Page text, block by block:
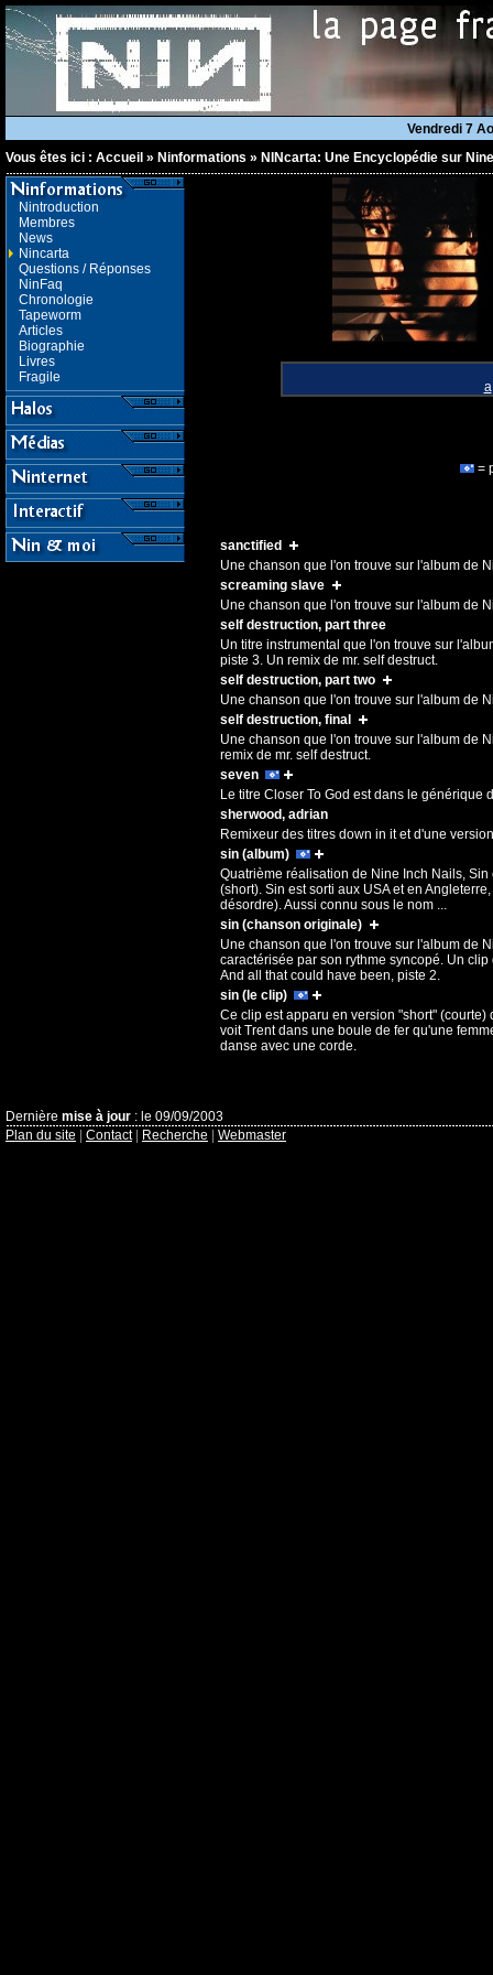
Vendredi 7
Vous êtes ici : Accueil » Ninformations » NINcarta: Une Encyclopédie sur
Nintroduction
Membres
News
Nincarta
Questions / Réponses
NinFaq
Chronologie
Tapeworm
Articles
Biographie
Livres
Fragile
a
=
sanctified
Une chanson que l'on trouve sur l'album de
screaming slave
Une chanson que l'on trouve sur l'album de
self destruction, part three
Un titre instrumental que l'on trouve sur
piste 3. Un remix de mr. self destruct.
self destruction, part two
Une chanson que l'on trouve sur l'album de
self destruction, final
Une chanson que l'on trouve sur l'album de
remix de mr. self destruct.
seven
Le titre Closer To God est dans le
sherwood, adrian
Remixeur des titres down in it et d'une
sin (album)
Quatrième réalisation de Nine Inch Nails,
(short). Sin est sorti aux USA et en
désordre). Aussi connu sous le nom ...
sin (chanson originale)
Une chanson que l'on trouve sur l'album de
caractérisée par son rythme syncopé. Un
And all that could have been, piste 2.
sin (le clip)
Ce clip est apparu en version "short"
voit Trent dans une boule de fer qu'une
danse avec une corde.
Dernière mise à jour : le 09/09/2003
Plan du site
Contact| Recherche Webmaster